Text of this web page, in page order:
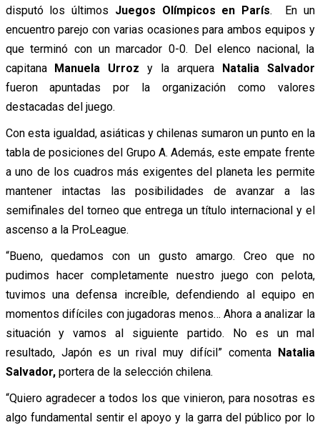
disputó los últimos Juegos Olímpicos en París. En un
encuentro parejo con varias ocasiones para ambos equipos y
que terminó con un marcador 0-0. Del elenco nacional, la
capitana Manuela Urroz y la arquera Natalia Salvador
fueron apuntadas por la organización como valores
destacadas del juego.
Con esta igualdad, asiáticas y chilenas sumaron un punto en la
tabla de posiciones del Grupo A. Además, este empate frente
a uno de los cuadros más exigentes del planeta les permite
mantener intactas las posibilidades de avanzar a las
semifinales del torneo que entrega un título internacional y el
ascenso a la ProLeague.
“Bueno, quedamos con un gusto amargo. Creo que no
pudimos hacer completamente nuestro juego con pelota,
tuvimos una defensa increíble, defendiendo al equipo en
momentos difíciles con jugadoras menos… Ahora a analizar la
situación y vamos al siguiente partido. No es un mal
resultado, Japón es un rival muy difícil” comenta Natalia
Salvador,portera de la selección chilena.
“Quiero agradecer a todos los que vinieron, para nosotras es
algo fundamental sentir el apoyo y la garra del público por lo